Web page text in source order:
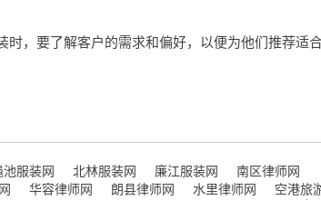
，要了解客户的需求和偏好，以便为他们推荐适
池服装网 北林服装网 廉江服装网
南区律师网
华容律师网 朗县律师网 水里律师网
空港旅